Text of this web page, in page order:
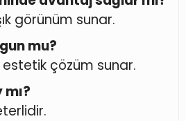
görünüm sunar.
mu?
çözüm sunar.